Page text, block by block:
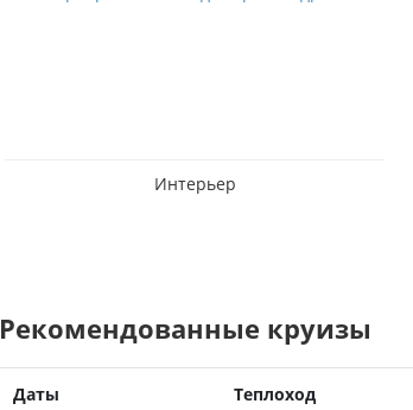
Интерьер
Рекомендованные круизы
Даты Теплоход